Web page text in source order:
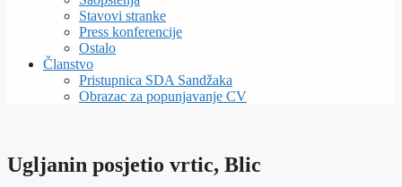
Stavovi stranke
Press konferencije
Ostalo
Članstvo
Pristupnica SDA Sandžaka
Obrazac za popunjavanje CV
Ugljanin posjetio vrtic, Blic